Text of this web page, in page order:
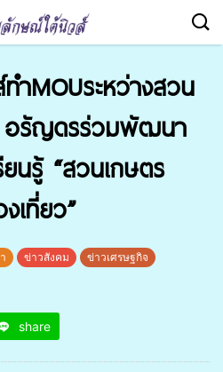
ำMOUระหว่างสวน
อรัญดรร่วมพัฒนา
ยนรู้ “สวนเกษตร
เที่ยว”
ข่าวสังคม ข่าวเศรษฐกิจ
share